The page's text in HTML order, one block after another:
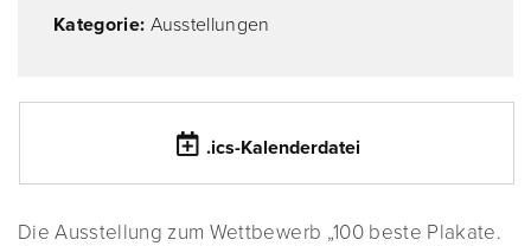
Kategorie: Ausstellungen
.ics-Kalenderdatei
Die Ausstellung zum Wettbewerb „100 beste Plakate.